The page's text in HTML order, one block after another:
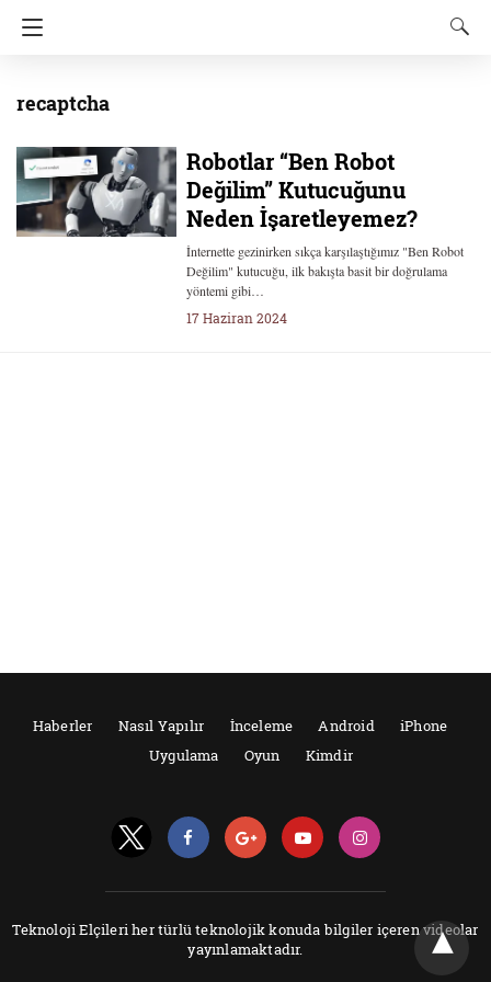
recaptcha
Robotlar “Ben Robot
Değilim” Kutucuğunu
Neden İşaretleyemez?
İnternette gezinirken sıkça karşılaştığımız "Ben Robot
Değilim" kutucuğu, ilk bakışta basit bir doğrulama
yöntemi gibi…
17 Haziran 2024
Haberler Nasıl Yapılır İnceleme Android
iPhone
Uygulama
Oyun Kimdir
Teknoloji Elçileri her türlü teknolojik konuda bilgiler içeren videolar
yayınlamaktadır.